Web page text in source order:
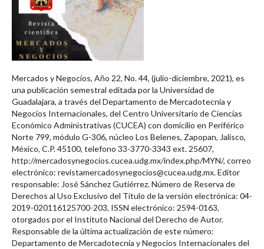
Mercados y Negocios, Año 22, No. 44, (julio-diciembre, 2021), es
una publicación semestral editada por la Universidad de
Guadalajara, a través del Departamento de Mercadotecnia y
Negocios Internacionales, del Centro Universitario de Ciencias
Económico Administrativas (CUCEA) con domicilio en Periférico
Norte 799, módulo G-306, núcleo Los Belenes, Zapopan, Jalisco,
México, C.P. 45100, telefono 33-3770-3343 ext. 25607,
http://mercadosynegocios.cucea.udg.mx/index.php/MYN/, correo
electrónico: revistamercadosynegocios@cucea.udg.mx. Editor
responsable: José Sánchez Gutiérrez. Número de Reserva de
Derechos al Uso Exclusivo del Título de la versión electrónica: 04-
2019-020116125700-203, ISSN electrónico: 2594-0163,
otorgados por el Instituto Nacional del Derecho de Autor.
Responsable de la última actualización de este número:
Departamento de Mercadotecnia y Negocios Internacionales del